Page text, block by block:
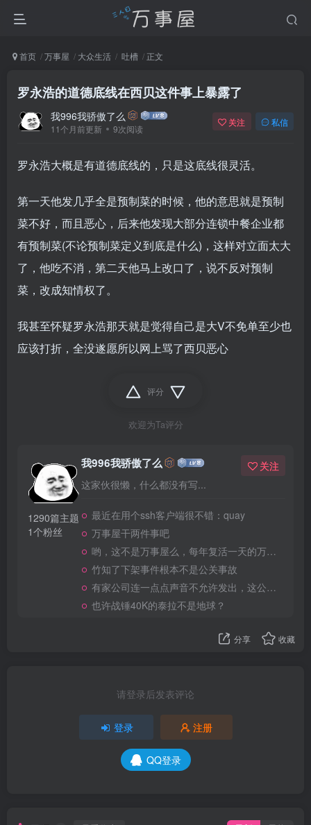
首页 万事屋 大众生活 吐槽 正文
罗永浩的道德底线在西贝这件事上暴露了
我996我骄傲了么
11个月前更新 9次阅读
关注 私信
罗永浩大概是有道德底线的，只是这底线很灵活。
第一天他发几乎全是预制菜的时候，他的意思就是预制
菜不好，而且恶心，后来他发现大部分连锁中餐企业都
有预制菜(不论预制菜定义到底是什么)，这样对立面太大
了，他吃不消，第二天他马上改口了，说不反对预制
菜，改成知情权了。
我甚至怀疑罗永浩那天就是觉得自己是大V不免单至少也
应该打折，全没遂愿所以网上骂了西贝恶心
评分
欢迎为Ta评分
1290篇主题
1个粉丝
我996我骄傲了么
这家伙很懒，什么都没有写...
关注
最近在用个ssh客户端很不错：quay
万事屋干两件事吧
哟，这不是万事屋么，每年复活一天的万事屋
竹知了下架事件根本不是公关事故
有家公司连一点点声音不允许发出，这公司做大了就是我国乃至全世界的灾难
也许战锤40K的泰拉不是地球？
分享 收藏
请登录后发表评论
登录 注册
QQ登录